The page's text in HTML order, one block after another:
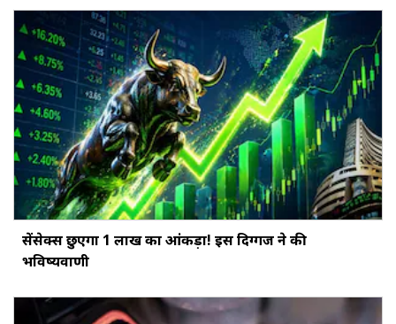
सेंसेक्स छुएगा 1 लाख का आंकड़ा! इस दिग्गज ने की
भविष्यवाणी